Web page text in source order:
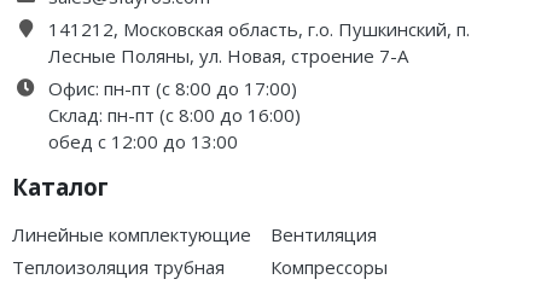
141212, Московская область, г.о. Пушкинский, п.
Лесные Поляны, ул. Новая, строение 7-А
Офис: пн-пт (с 8:00 до 17:00)
Склад: пн-пт (с 8:00 до 16:00)
обед с 12:00 до 13:00
Каталог
Линейные комплектующие
Теплоизоляция трубная
Вентиляция
Компрессоры